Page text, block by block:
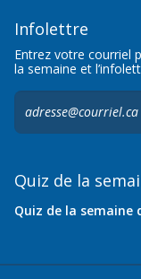
Infolettre
Entrez votre courriel
la semaine et
Quiz de la
Quiz de la semaine